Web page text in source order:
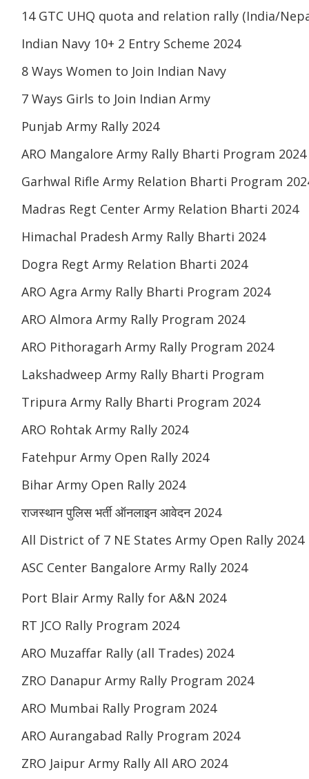
14 GTC UHQ quota and relation rally (India/
Indian Navy 10+ 2 Entry Scheme 2024
8 Ways Women to Join Indian Navy
7 Ways Girls to Join Indian Army
Punjab Army Rally 2024
ARO Mangalore Army Rally Bharti Program 2024
Garhwal Rifle Army Relation Bharti Program
Madras Regt Center Army Relation Bharti 2024
Himachal Pradesh Army Rally Bharti 2024
Dogra Regt Army Relation Bharti 2024
ARO Agra Army Rally Bharti Program 2024
ARO Almora Army Rally Program 2024
ARO Pithoragarh Army Rally Program 2024
Lakshadweep Army Rally Bharti Program
Tripura Army Rally Bharti Program 2024
ARO Rohtak Army Rally 2024
Fatehpur Army Open Rally 2024
Bihar Army Open Rally 2024
राजस्थान पुलिस भर्ती ऑनलाइन आवेदन 2024
All District of 7 NE States Army Open Rally 2024
ASC Center Bangalore Army Rally 2024
Port Blair Army Rally for A&N 2024
RT JCO Rally Program 2024
ARO Muzaffar Rally (all Trades) 2024
ZRO Danapur Army Rally Program 2024
ARO Mumbai Rally Program 2024
ARO Aurangabad Rally Program 2024
ZRO Jaipur Army Rally All ARO 2024